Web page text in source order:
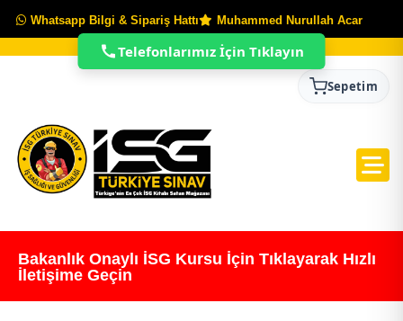
Whatsapp Bilgi & Sipariş Hattı Muhammed Nurullah Acar
Sepetim
Bakanlık Onaylı İSG Kursu İçin Tıklayarak Hızlı
İletişime Geçin
Telefonlarımız İçin Tıklayın